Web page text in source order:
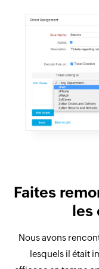
Faites
les
Nous avons
lesquels il était